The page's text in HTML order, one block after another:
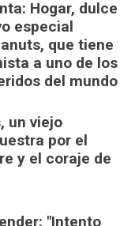
Hogar, dulce
especial
que tiene
a uno de los
del mundo
un viejo
por el
y el coraje de
"Intento